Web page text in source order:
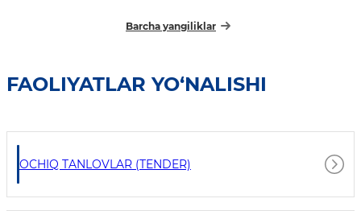
Barcha yangiliklar
FAOLIYATLAR YO‘NALISHI
OCHIQ TANLOVLAR (TENDER)